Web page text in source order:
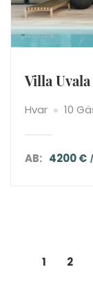
Villa Uvala
Hvar 10
AB: 4200 €
1 2